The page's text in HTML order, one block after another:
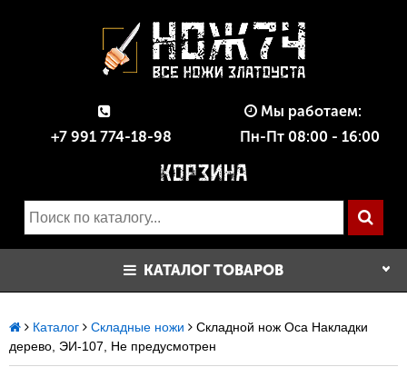
+7 991 774-18-98
Мы работаем:
Пн-Пт 08:00 - 16:00
КАТАЛОГ ТОВАРОВ
Каталог Складные ножи
Складной нож Оса Накладки
дерево, ЭИ-107, Не предусмотрен